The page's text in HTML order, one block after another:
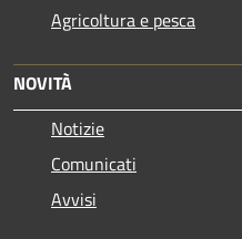
Agricoltura e pesca
NOVITÀ
Notizie
Comunicati
Avvisi